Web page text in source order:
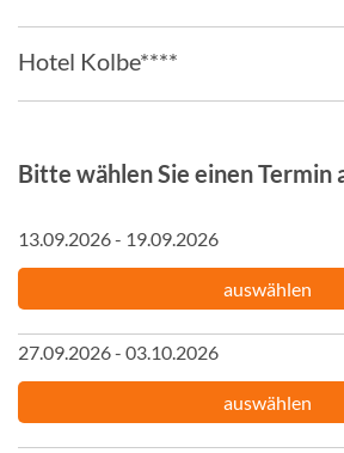
Hotel Kolbe****
Bitte wählen Sie einen Termin
13.09.2026 - 19.09.2026
auswählen
27.09.2026 - 03.10.2026
auswählen